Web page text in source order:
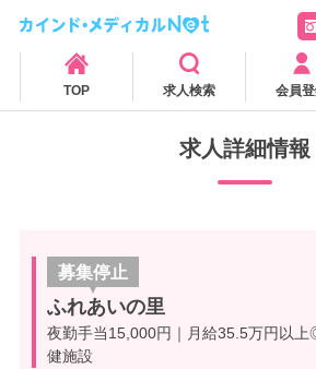
TOP 求人検索 会員
求人詳細情報
募集停止
ふれあいの里
夜勤手当15,000円｜月給35.5万円以
健施設